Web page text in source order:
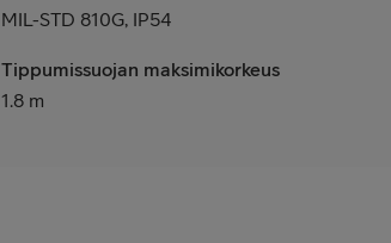
MIL-STD 810G, IP54
Tippumissuojan maksimikorkeus
1.8 m